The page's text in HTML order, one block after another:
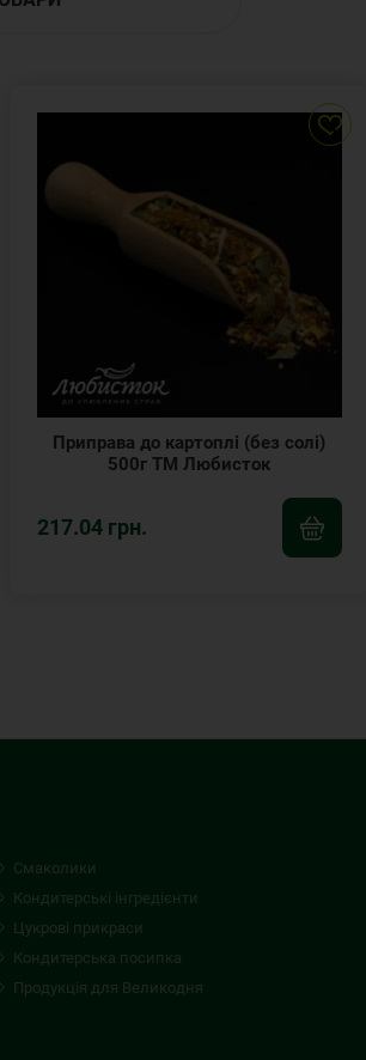
Приправа до картоплі (без солі)
500г ТМ Любисток
217.04 грн.
Смаколики
Кондитерські iнгредієнти
Цукрові прикраси
Кондитерська посипка
Продукція для Великодня